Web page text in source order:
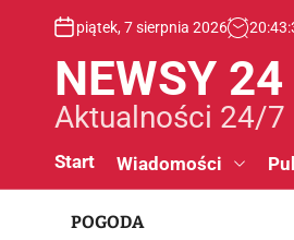
piątek, 7 sierpnia 2026 20:43:
NEWSY
Aktualności 24/7
Start Wiadomości
POGODA